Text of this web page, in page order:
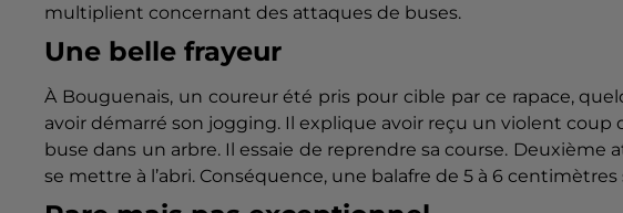
multiplient concernant des attaques de buses.
Une belle frayeur
À Bouguenais, un coureur été pris pour cible par ce rapace,
avoir démarré son jogging. Il explique avoir reçu un violent coup
buse dans un arbre. Il essaie de reprendre sa course. Deuxième
se mettre à l’abri. Conséquence, une balafre de 5 à 6 centimètres